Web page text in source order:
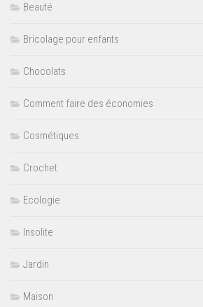
Beauté
Bricolage pour enfants
Chocolats
Comment faire des économies
Cosmétiques
Crochet
Ecologie
Insolite
Jardin
Maison